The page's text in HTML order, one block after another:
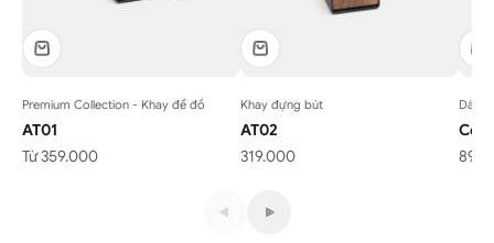
Premium Collection - Khay để đồ
AT01
Giá bán
Từ 359.000
Khay đựng bút
AT02
Giá bán
319.000
Dành
Giá